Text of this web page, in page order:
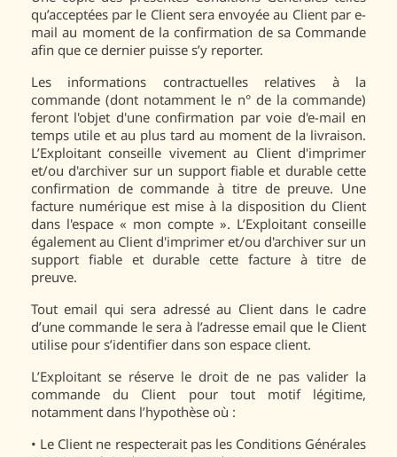
qu’acceptées par le Client sera envoyée au Client par e-
mail au moment de la confirmation de sa Commande
afin que ce dernier puisse s’y reporter.
Les informations contractuelles relatives à la
commande (dont notamment le n° de la commande)
feront l'objet d'une confirmation par voie d'e-mail en
temps utile et au plus tard au moment de la livraison.
L’Exploitant conseille vivement au Client d'imprimer
et/ou d'archiver sur un support fiable et durable cette
confirmation de commande à titre de preuve. Une
facture numérique est mise à la disposition du Client
dans l'espace « mon compte ». L’Exploitant conseille
également au Client d'imprimer et/ou d'archiver sur un
support fiable et durable cette facture à titre de
preuve.
Tout email qui sera adressé au Client dans le cadre
d’une commande le sera à l’adresse email que le Client
utilise pour s’identifier dans son espace client.
L’Exploitant se réserve le droit de ne pas valider la
commande du Client pour tout motif légitime,
notamment dans l’hypothèse où :
• Le Client ne respecterait pas les Conditions Générales